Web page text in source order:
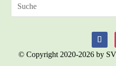
© Copyright 2020-2026 by